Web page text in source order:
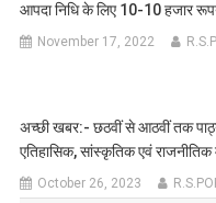
आपदा निधि के लिए 10-10 हजार
November 17, 2022
अच्छी खबर:- छठवीं से आठवीं तक
एतिहासिक, सांस्कृतिक एवं राजनीतिक
October 26, 2023